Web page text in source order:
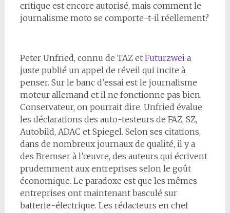
critique est encore autorisé, mais comment le
journalisme moto se comporte-t-il réellement?
Peter Unfried, connu de TAZ et Futurzwei a
juste publié un appel de réveil qui incite à
penser. Sur le banc d’essai est le journalisme
moteur allemand et il ne fonctionne pas bien.
Conservateur, on pourrait dire. Unfried évalue
les déclarations des auto-testeurs de FAZ, SZ,
Autobild, ADAC et Spiegel. Selon ses citations,
dans de nombreux journaux de qualité, il y a
des Bremser à l’œuvre, des auteurs qui écrivent
prudemment aux entreprises selon le goût
économique. Le paradoxe est que les mêmes
entreprises ont maintenant basculé sur
batterie-électrique. Les rédacteurs en chef